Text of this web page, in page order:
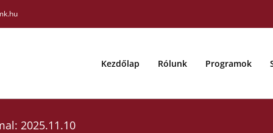
Kezdőlap Rólunk Programok
2025.11.10